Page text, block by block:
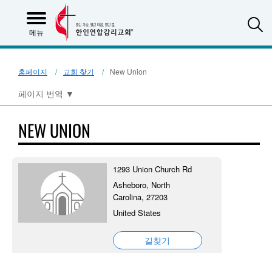
메뉴
홈페이지 교회 찾기 New Union
페이지 번역 ▼
NEW UNION
1293 Union Church Rd
Asheboro, North
Carolina, 27203
United States
길찾기